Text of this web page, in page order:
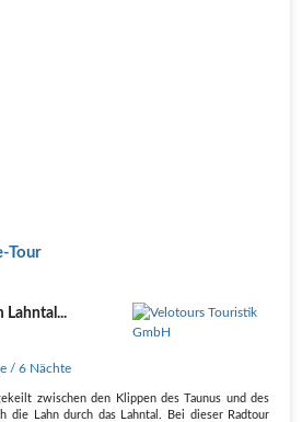
Tour
Lahntal...
/ 6 Nächte
zwischen den Klippen des Taunus und des
die Lahn durch das Lahntal. Bei dieser Radtour